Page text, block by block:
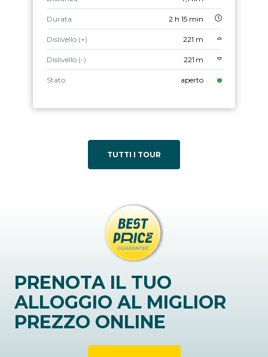
Durata 2 h 15 min
Dislivello (+) 221 m
Dislivello (-) 221 m
Stato aperto
TUTTI I TOUR
PRENOTA IL TUO
ALLOGGIO AL MIGLIOR
PREZZO ONLINE